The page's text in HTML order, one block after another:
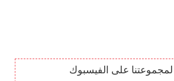
لمجموعتنا على الفيسبوك